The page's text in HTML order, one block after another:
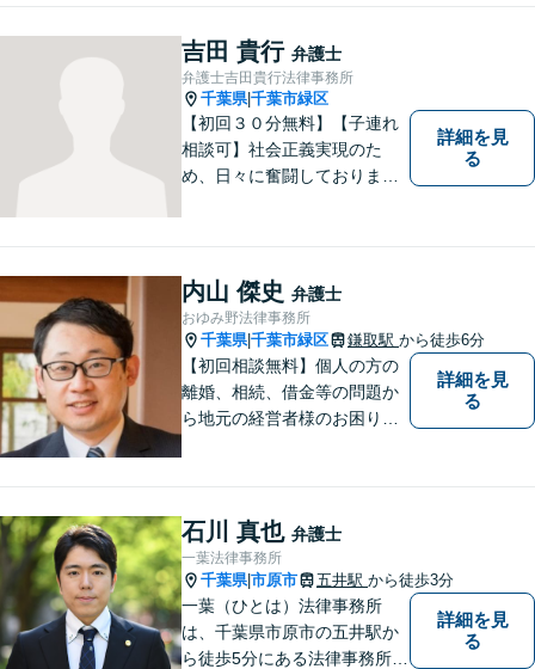
吉田 貴行 弁護士
弁護士吉田貴行法律事務所
千葉県|千葉市緑区
【初回３０分無料】【子連れ
相談可】社会正義実現のた
め、日々に奮闘しておりま
考えております。 お気軽にご
相談ください。
詳細を見
る
内山 傑史 弁護士
おゆみ野法律事務所
千葉県|千葉市緑区 鎌取駅 から徒歩6分
【初回相談無料】個人の方の
離婚、相続、借金等の問題か
ら地元の経営者様のお困りご
詳細を見
る
石川 真也 弁護士
一葉法律事務所
千葉県|市原市 五井駅 から徒歩3分
一葉（ひとは）法律事務所
は、千葉県市原市の五井駅か
ら徒歩5分にある法律事務所で
詳細を見
る